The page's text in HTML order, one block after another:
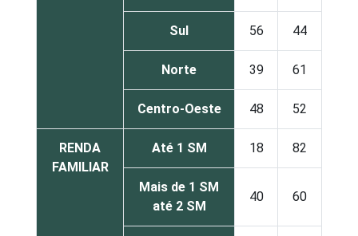
Sul 56 44
Norte 39 61
Centro-Oeste 48 52
RENDA
FAMILIAR
Até 1 SM 18 82
Mais de 1 SM
até 2 SM
40 60